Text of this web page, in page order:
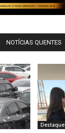
NOTÍCIAS QUENTES
Destaque